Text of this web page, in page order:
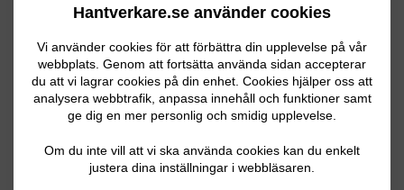
Hantverkare.se använder cookies
Vi använder cookies för att förbättra din upplevelse på vår
webbplats. Genom att fortsätta använda sidan accepterar
du att vi lagrar cookies på din enhet. Cookies hjälper oss att
analysera webbtrafik, anpassa innehåll och funktioner samt
ge dig en mer personlig och smidig upplevelse.
Om du inte vill att vi ska använda cookies kan du enkelt
justera dina inställningar i webbläsaren.
Besiktningsman
Kontroll av elinstallation
Örebro 02.18.2022 15:09
Besiktningsman